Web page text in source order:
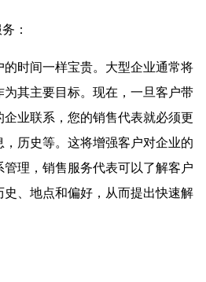
：
时间一样宝贵。大型企业通常将
为其主要目标。现在，一旦客户带
业联系，您的销售代表就必须更
，历史等。这将增强客户对企业的
理，销售服务代表可以了解客户
史、地点和偏好，从而提出快速解